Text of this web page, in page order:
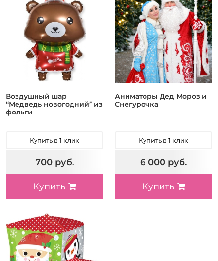
Воздушный шар
“Медведь новогодний” из
фольги
Купить в 1 клик
700 руб.
Купить
Аниматоры Дед Мороз и
Снегурочка
Купить в 1 клик
6 000 руб.
Купить